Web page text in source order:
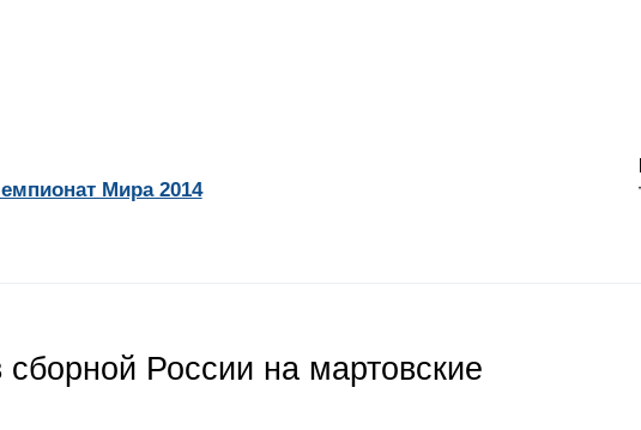
Мира 2014
России на мартовские